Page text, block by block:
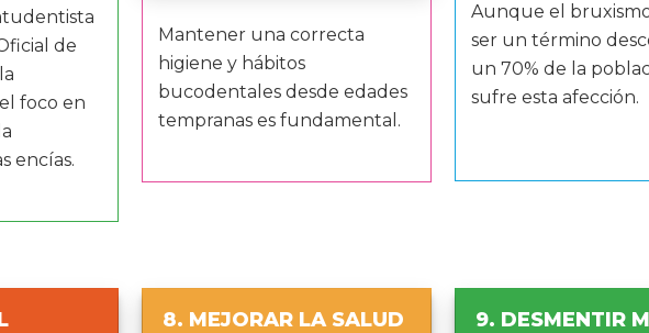
de
foco en
encías.
Mantener una correcta
higiene y hábitos
bucodentales desde edades
tempranas es fundamental.
Aunque el
ser un término
un 70% de la
sufre esta afección.
8. MEJORAR LA SALUD
9. DESMENTIR